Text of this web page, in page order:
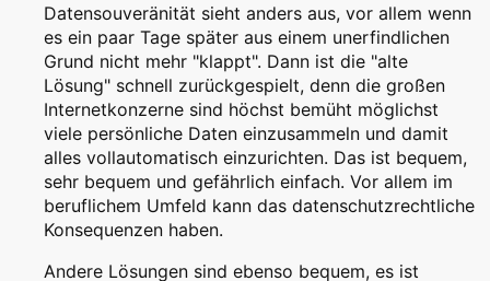
Datensouveränität sieht anders aus, vor allem wenn
es ein paar Tage später aus einem unerfindlichen
Grund nicht mehr "klappt". Dann ist die "alte
Lösung" schnell zurückgespielt, denn die großen
Internetkonzerne sind höchst bemüht möglichst
viele persönliche Daten einzusammeln und damit
alles vollautomatisch einzurichten. Das ist bequem,
sehr bequem und gefährlich einfach. Vor allem im
beruflichem Umfeld kann das datenschutzrechtliche
Konsequenzen haben.
Andere Lösungen sind ebenso bequem, es ist